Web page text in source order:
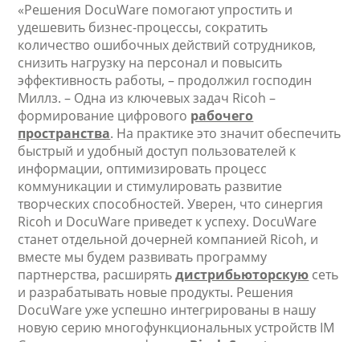
«Решения DocuWare помогают упростить и
удешевить бизнес-процессы, сократить
количество ошибочных действий сотрудников,
снизить нагрузку на персонал и повысить
эффективность работы, – продолжил господин
Миллз. – Одна из ключевых задач Ricoh –
формирование цифрового рабочего
пространства. На практике это значит обеспечить
быстрый и удобный доступ пользователей к
информации, оптимизировать процесс
коммуникации и стимулировать развитие
творческих способностей. Уверен, что синергия
Ricoh и DocuWare приведет к успеху. DocuWare
станет отдельной дочерней компанией Ricoh, и
вместе мы будем развивать программу
партнерства, расширятьдистрибьюторскую сеть
и разрабатывать новые продукты. Решения
DocuWare уже успешно интегрированы в нашу
новую серию многофункциональных устройств IM